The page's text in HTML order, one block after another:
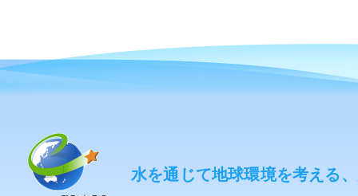
水を通じて地球環境を考える